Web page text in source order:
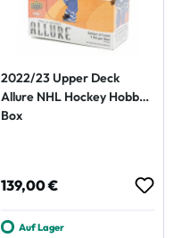
2022/23 Upper Deck
Allure NHL Hockey Hobby
Box
Regulärer Preis:
139,00 €
Auf Lager